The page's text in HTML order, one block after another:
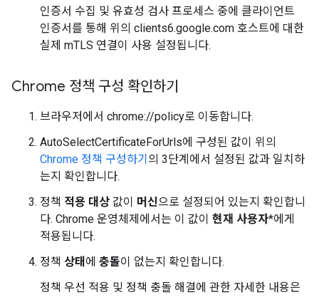
인증서 수집 및 유효성 검사 프로세스 중에 클라이언트
인증서를 통해 위의 clients6.google.com 호스트에 대한
실제 mTLS 연결이 사용 설정됩니다.
Chrome 정책 구성 확인하기
브라우저에서 chrome://policy로 이동합니다.
AutoSelectCertificateForUrls에 구성된 값이 위의
Chrome 정책 구성하기 의 3단계에서 설정된 값과 일치하
는지 확인합니다.
정책 적용 대상 값이 머신으로 설정되어 있는지 확인합니
다. Chrome 운영체제에서는 이 값이 현재 사용자*에게
적용됩니다.
정책 상태 에 충돌이 없는지 확인합니다.
정책 우선 적용 및 정책 충돌 해결에 관한 자세한 내용은